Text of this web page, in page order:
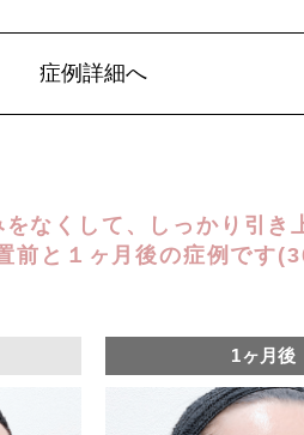
+162,800円(税込)
症例詳細へ
なくして、しっかり引き
前と１ヶ月後の症例です
1ヶ月後